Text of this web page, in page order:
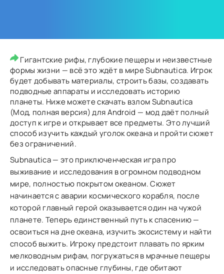
Гигантские рифы, глубокие пещеры и неизвестные
формы жизни — всё это ждёт в мире Subnautica. Игрок
будет добывать материалы, строить базы, создавать
подводные аппараты и исследовать историю
планеты. Ниже можете скачать взлом Subnautica
(Мод, полная версия) для Android — мод даёт полный
доступ к игре и открывает все предметы. Это лучший
способ изучить каждый уголок океана и пройти сюжет
без ограничений.
Subnautica — это приключенческая игра про
выживание и исследования в огромном подводном
мире, полностью покрытом океаном. Сюжет
начинается с аварии космического корабля, после
которой главный герой оказывается один на чужой
планете. Теперь единственный путь к спасению —
освоиться на дне океана, изучить экосистему и найти
способ выжить. Игроку предстоит плавать по ярким
мелководным рифам, погружаться в мрачные пещеры
и исследовать опасные глубины, где обитают